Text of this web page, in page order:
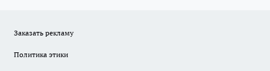
Заказать рекламу
Политика этики